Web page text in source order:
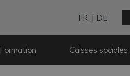
FR DE
Formation Caisses sociales